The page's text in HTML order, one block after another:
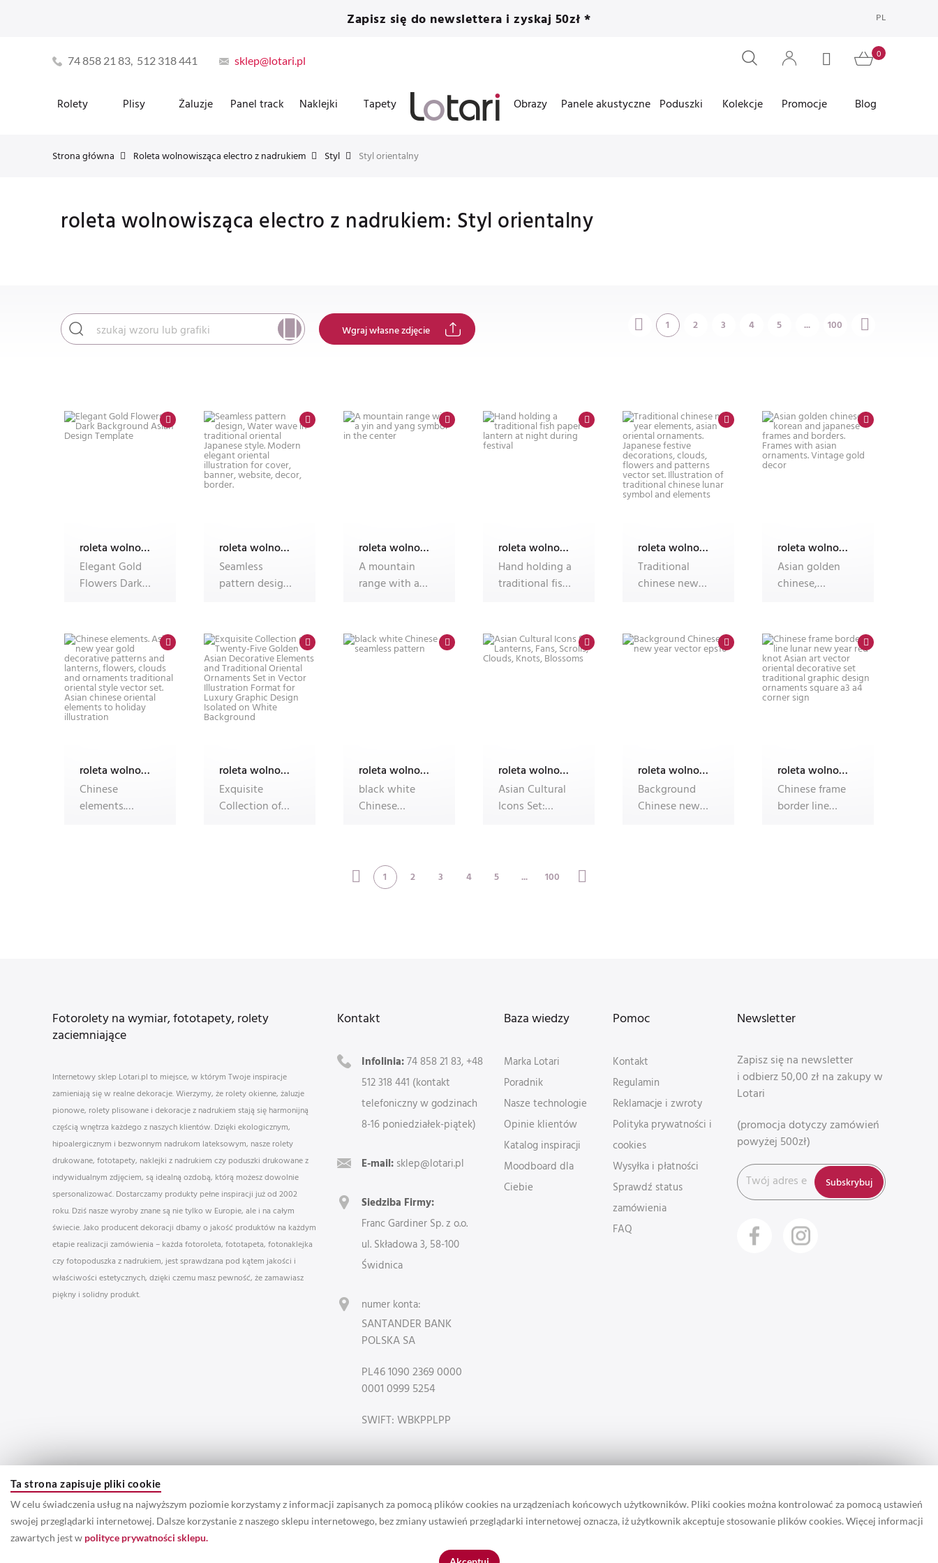
Zapisz się do newslettera i zyskaj 50zł * PL
74 858 21 83, 512 318 441 sklep@lotari.pl
Rolety Plisy Żaluzje Panel track Naklejki Tapety Obrazy Panele akustyczne Poduszki Kolekcje Promocje Blog
Strona główna Roleta wolnowisząca electro z nadrukiem Styl Styl orientalny
roleta wolnowisząca electro z nadrukiem: Styl orientalny
Ta strona zapisuje pliki cookie
W celu świadczenia usług na najwyższym poziomie korzystamy z informacji zapisanych za pomocą plików cookies na urządzeniach końcowych użytkowników. Pliki cookies można kontrolować za pomocą ustawień
swojej przeglądarki internetowej. Dalsze korzystanie z naszego sklepu internetowego, bez zmiany ustawień przeglądarki internetowej oznacza, iż użytkownik akceptuje stosowanie plików cookies. Więcej informacji
zawartych jest w polityce prywatności sklepu.
Wgraj własne zdjęcie 1 2 3 4 5 ... 100
roleta wolnowisząca electro z nadrukiem
Elegant Gold
Flowers Dark
Template
roleta wolnowisząca electro z nadrukiem
Seamless
pattern design,
oriental
roleta wolnowisząca electro z nadrukiem
A mountain
range with a
center
roleta wolnowisząca electro z nadrukiem
Hand holding a
traditional fish
roleta wolnowisząca electro z nadrukiem
Traditional
chinese new
orname
roleta wolnowisząca electro z nadrukiem
Asian golden
chinese,
frames and
borders
roleta wolnowisząca electro z nadrukiem
Chinese
elements.
roleta wolnowisząca electro z nadrukiem
Exquisite
Collection of
roleta wolnowisząca electro z nadrukiem
black white
Chinese
roleta wolnowisząca electro z nadrukiem
Asian Cultural
Icons Set:
roleta wolnowisząca electro z nadrukiem
Background
Chinese new
roleta wolnowisząca electro z nadrukiem
Chinese frame
border line
1 2 3 4 5 ... 100
Fotorolety na wymiar, fototapety, rolety
zaciemniające
Internetowy sklep Lotari.pl to miejsce, w którym Twoje inspiracje
zamieniają się w realne dekoracje. Wierzymy, że rolety okienne, żaluzje
pionowe, rolety plisowane i dekoracje z nadrukiem stają się harmonijną
częścią wnętrza każdego z naszych klientów. Dzięki ekologicznym,
hipoalergicznym i bezwonnym nadrukom lateksowym, nasze rolety
drukowane, fototapety, naklejki z nadrukiem czy poduszki drukowane z
indywidualnym zdjęciem, są idealną ozdobą, którą możesz dowolnie
spersonalizować. Dostarczamy produkty pełne inspiracji już od 2002
roku. Dziś nasze wyroby znane są nie tylko w Europie, ale i na całym
świecie. Jako producent dekoracji dbamy o jakość produktów na każdym
etapie realizacji zamówienia – każda fotoroleta, fototapeta, fotonaklejka
czy fotopoduszka z nadrukiem, jest sprawdzana pod kątem jakości i
właściwości estetycznych, dzięki czemu masz pewność, że zamawiasz
piękny i solidny produkt.
Kontakt
Infolinia:74 858 21 83, +48
512 318 441 (kontakt
telefoniczny w godzinach
8-16 poniedziałek-piątek)
E-mail: sklep@lotari.pl
Siedziba Firmy:
Franc Gardiner Sp. z o.o.
ul. Składowa 3, 58-100
Świdnica
numer konta:
SANTANDER BANK
POLSKA SA
PL46 1090 2369 0000
0001 0999 5254
SWIFT: WBKPPLPP
Baza wiedzy
Marka Lotari
Poradnik
Nasze technologie
Opinie klientów
Katalog inspiracji
Moodboard dla
Ciebie
Pomoc
Kontakt
Regulamin
Reklamacje i zwroty
Polityka prywatności i
cookies
Wysyłka i płatności
Sprawdź status
zamówienia
FAQ
Newsletter
Zapisz się na newsletter
i odbierz 50,00 zł na zakupy w
Lotari
(promocja dotyczy zamówień
powyżej 500zł)
Subskrybuj
© 2022 Prawa autorskie do wszystkich informacji oraz zdjęć zamieszczonych w serwisie należą do właściciela marki Lotari. / Ta strona zapisuje pliki cookie.